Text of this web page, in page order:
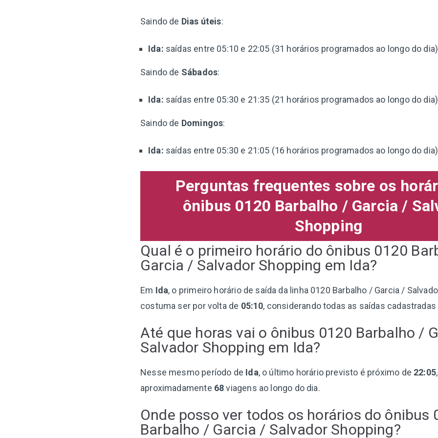
Saindo de Dias úteis:
Ida: saídas entre 05:10 e 22:05 (31 horários programados ao longo do
Saindo de Sábados:
Ida: saídas entre 05:30 e 21:35 (21 horários programados ao longo do
Saindo de Domingos:
Ida: saídas entre 05:30 e 21:05 (16 horários programados ao longo do
Perguntas frequentes sobre os
ônibus 0120 Barbalho / Garcia /
Shopping
Qual é o primeiro horário do ônibus 0120
Garcia / Salvador Shopping em Ida?
Em Ida, o primeiro horário de saída da linha 0120 Barbalho / Garcia /
costuma ser por volta de 05:10, considerando todas as saídas cadastradas
Até que horas vai o ônibus 0120 Barbalho /
Salvador Shopping em Ida?
Nesse mesmo período de Ida, o último horário previsto é próximo de 22:05
aproximadamente 68viagens ao longo do dia.
Onde posso ver todos os horários do ônibus
Barbalho / Garcia / Salvador Shopping?